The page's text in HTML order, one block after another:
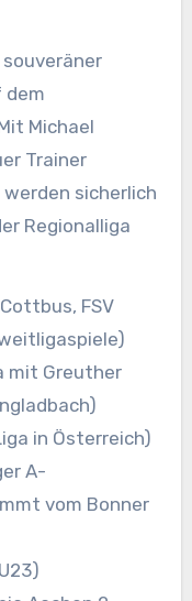
dem
Michael
Trainer
sicherlich
Regionalliga
FSV
mit Greuther
in Österreich)
A-
vom Bonner